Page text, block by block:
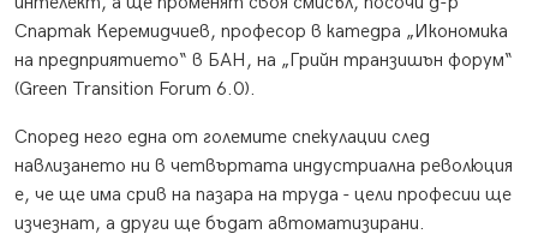
Спартак Керемидчиев, професор в катедра „Икономика
на предприятието“ в БАН, на „Грийн транзишън форум“
(Green Transition Forum 6.0).
Според него една от големите спекулации след
навлизането ни в четвъртата индустриална революция
е, че ще има срив на пазара на труда - цели професии ще
изчезнат, а други ще бъдат автоматизирани.